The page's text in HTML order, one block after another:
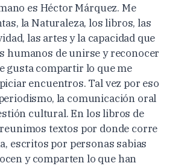
es Héctor Márquez. Me
la Naturaleza, los libros, las
las artes y la capacidad que
humanos de unirse y reconocer
gusta compartir lo que me
encuentros. Tal vez por eso
la comunicación oral
cultural. En los libros de
textos por donde corre
escritos por personas sabias
y comparten lo que han